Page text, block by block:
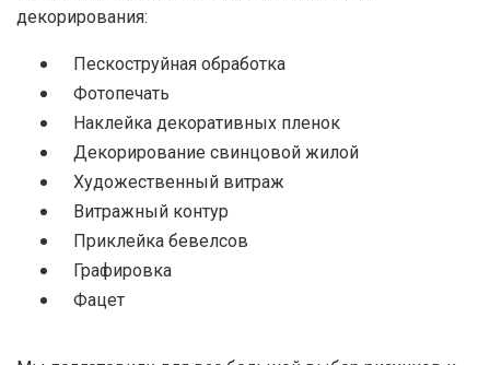
декорирования:
Пескоструйная обработка
Фотопечать
Наклейка декоративных пленок
Декорирование свинцовой жилой
Художественный витраж
Витражный контур
Приклейка бевелсов
Графировка
Фацет